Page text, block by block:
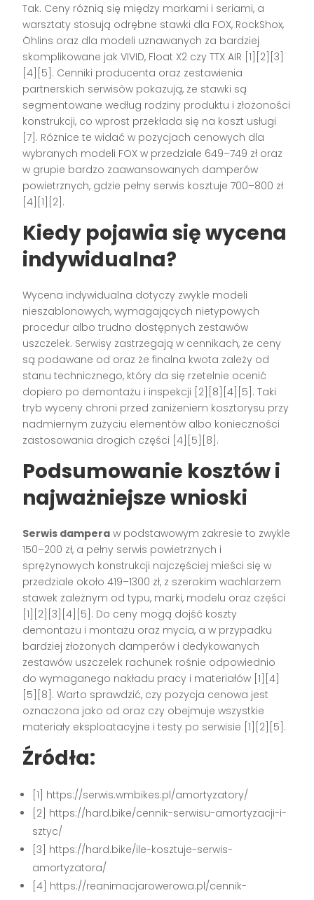
Tak. Ceny różnią się między markami i seriami, a
warsztaty stosują odrębne stawki dla FOX, RockShox,
Öhlins oraz dla modeli uznawanych za bardziej
skomplikowane jak VIVID, Float X2 czy TTX AIR [1][2][3]
[4][5]. Cenniki producenta oraz zestawienia
partnerskich serwisów pokazują, że stawki są
segmentowane według rodziny produktu i złożoności
konstrukcji, co wprost przekłada się na koszt usługi
[7]. Różnice te widać w pozycjach cenowych dla
wybranych modeli FOX w przedziale 649–749 zł oraz
w grupie bardzo zaawansowanych damperów
powietrznych, gdzie pełny serwis kosztuje 700–800 zł
[4][1][2].
Kiedy pojawia się wycena
indywidualna?
Wycena indywidualna dotyczy zwykle modeli
nieszablonowych, wymagających nietypowych
procedur albo trudno dostępnych zestawów
uszczelek. Serwisy zastrzegają w cennikach, że ceny
są podawane od oraz że finalna kwota zależy od
stanu technicznego, który da się rzetelnie ocenić
dopiero po demontażu i inspekcji [2][8][4][5]. Taki
tryb wyceny chroni przed zaniżeniem kosztorysu przy
nadmiernym zużyciu elementów albo konieczności
zastosowania drogich części [4][5][8].
Podsumowanie kosztów i
najważniejsze wnioski
Serwis dampera w podstawowym zakresie to zwykle
150–200 zł, a pełny serwis powietrznych i
sprężynowych konstrukcji najczęściej mieści się w
przedziale około 419–1300 zł, z szerokim wachlarzem
stawek zależnym od typu, marki, modelu oraz części
[1][2][3][4][5]. Do ceny mogą dojść koszty
demontażu i montażu oraz mycia, a w przypadku
bardziej złożonych damperów i dedykowanych
zestawów uszczelek rachunek rośnie odpowiednio
do wymaganego nakładu pracy i materiałów [1][4]
[5][8]. Warto sprawdzić, czy pozycja cenowa jest
oznaczona jako od oraz czy obejmuje wszystkie
materiały eksploatacyjne i testy po serwisie [1][2][5].
Źródła:
[1] https://serwis.wmbikes.pl/amortyzatory/
[2] https://hard.bike/cennik-serwisu-amortyzacji-i-
sztyc/
[3] https://hard.bike/ile-kosztuje-serwis-
amortyzatora/
[4] https://reanimacjarowerowa.pl/cennik-